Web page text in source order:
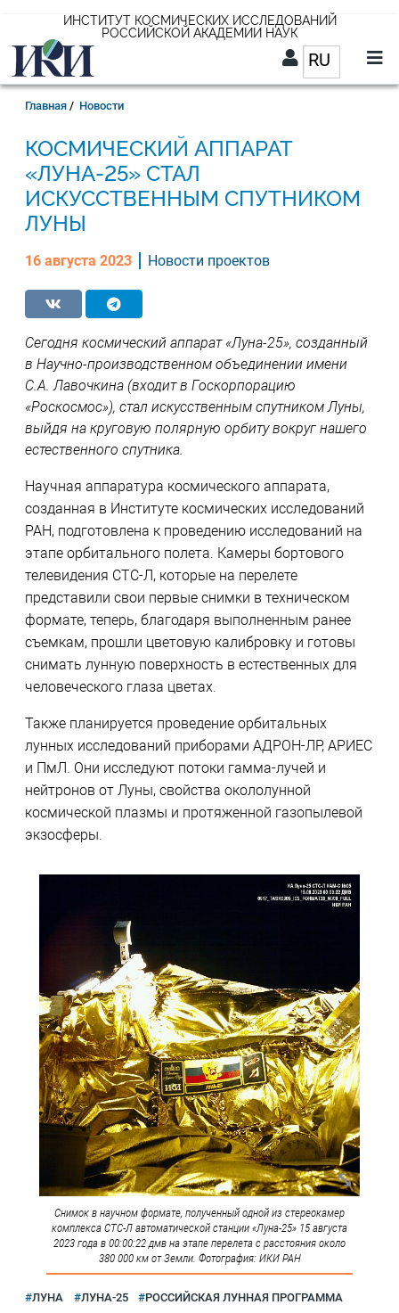
основному
содержанию
ИНСТИТУТ КОСМИЧЕСКИХ ИССЛЕДОВАНИЙ
РОССИЙСКОЙ АКАДЕМИИ НАУК
RUСписок
RU
Строка
Главная Новости
КОСМИЧЕСКИЙ АППАРАТ
«ЛУНА-25» СТАЛ
ИСКУССТВЕННЫМ СПУТНИКОМ
ЛУНЫ
16 августа 2023 Новости проектов
Сегодня космический аппарат «Луна-25», созданный
в Научно-производственном объединении имени
С.А. Лавочкина (входит в Госкорпорацию
«Роскосмос»), стал искусственным спутником Луны,
выйдя на круговую полярную орбиту вокруг нашего
естественного спутника.
Научная аппаратура космического аппарата,
созданная в Институте космических исследований
РАН, подготовлена к проведению исследований на
этапе орбитального полета. Камеры бортового
телевидения СТС-Л, которые на перелете
представили свои первые снимки в техническом
формате, теперь, благодаря выполненным ранее
съемкам, прошли цветовую калибровку и готовы
снимать лунную поверхность в естественных для
человеческого глаза цветах.
Также планируется проведение орбитальных
лунных исследований приборами АДРОН-ЛР, АРИЕС
и ПмЛ. Они исследуют потоки гамма-лучей и
нейтронов от Луны, свойства окололунной
космической плазмы и протяженной газопылевой
экзосферы.
Снимок в научном формате, полученный одной из стереокамер
комплекса СТС-Л автоматической станции «Луна-25» 15 августа
2023 года в 00:00:22 дмв на этапе перелета с расстояния около
380 000 км от Земли. Фотография: ИКИ РАН
ЛУНА ЛУНА-25 РОССИЙСКАЯ ЛУННАЯ ПРОГРАММА